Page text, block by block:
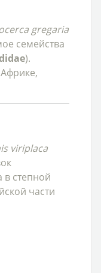
gregaria
семейства
).
viriplaca
в степной
части